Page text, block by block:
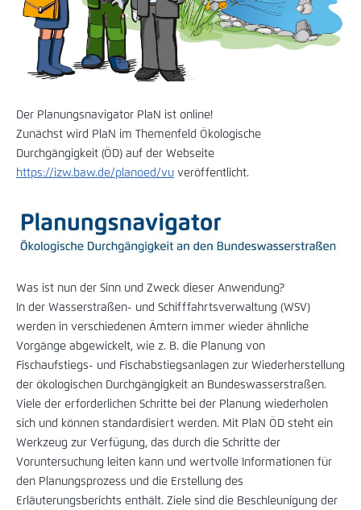
Der Planungsnavigator PlaN ist online!
Zunächst wird PlaN im Themenfeld Ökologische
Durchgängigkeit (ÖD) auf der Webseite
https://izw.baw.de/planoed/vu veröffentlicht.
Was ist nun der Sinn und Zweck dieser Anwendung?
In der Wasserstraßen- und Schifffahrtsverwaltung (WSV)
werden in verschiedenen Ämtern immer wieder ähnliche
Vorgänge abgewickelt, wie z. B. die Planung von
Fischaufstiegs- und Fischabstiegsanlagen zur Wiederherstellung
der ökologischen Durchgängigkeit an Bundeswasserstraßen.
Viele der erforderlichen Schritte bei der Planung wiederholen
sich und können standardisiert werden. Mit PlaN ÖD steht ein
Werkzeug zur Verfügung, das durch die Schritte der
Voruntersuchung leiten kann und wertvolle Informationen für
den Planungsprozess und die Erstellung des
Erläuterungsberichts enthält. Ziele sind die Beschleunigung der